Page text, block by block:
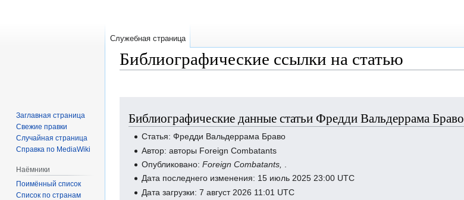
Библиографические ссылки на статью
навигации
поиску
Библиографические данные статьи Фредди Вальдеррама Браво
Статья: Фредди Вальдеррама Браво
Автор: авторы Foreign Combatants
Опубликовано:Foreign Combatants,
Дата последнего изменения: 15 июль 2025 23:00 UTC
Дата загрузки: 7 август 2026 11:01 UTC
Служебная страница
Заглавная страница
Свежие правки
Случайная страница
Справка по MediaWiki
Наёмники
Поимённый список
Список по странам